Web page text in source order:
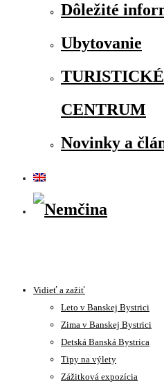
Dôležité
Ubytovanie
CENTRUM
Novinky a
Vidieť a zažiť
Leto v Banskej Bystrici
Zima v Banskej Bystrici
Detská Banská Bystrica
Tipy na výlety
Zážitková expozícia